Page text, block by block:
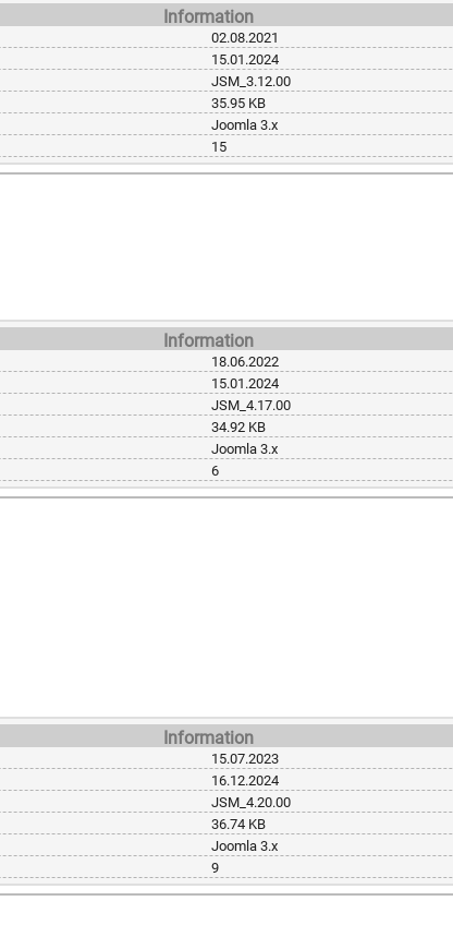
Information
02.08.2021
15.01.2024
JSM_3.12.00
35.95 KB
Joomla 3.x
15
Information
18.06.2022
15.01.2024
JSM_4.17.00
34.92 KB
Joomla 3.x
6
Information
15.07.2023
16.12.2024
JSM_4.20.00
36.74 KB
Joomla 3.x
9